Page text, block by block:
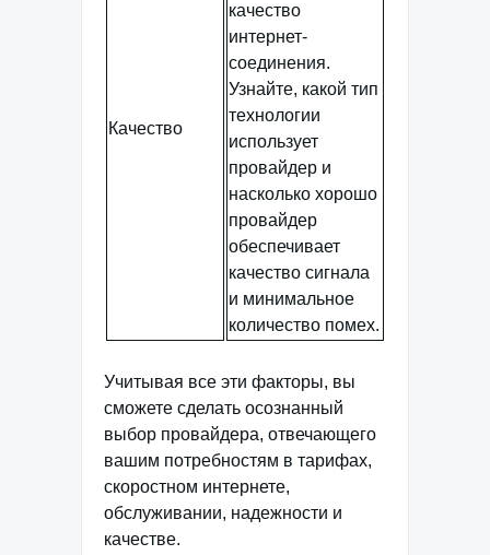
Качество
качество
интернет-
соединения.
Узнайте, какой тип
технологии
использует
провайдер и
насколько хорошо
провайдер
обеспечивает
качество сигнала
и минимальное
количество помех.
Учитывая все эти факторы, вы
сможете сделать осознанный
выбор провайдера, отвечающего
вашим потребностям в тарифах,
скоростном интернете,
обслуживании, надежности и
качестве.